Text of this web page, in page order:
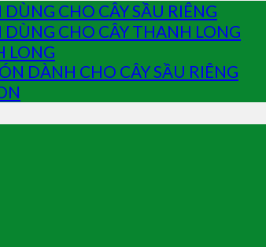
CHO CÂY SẦU RIÊNG
CHO CÂY THANH LONG
LONG
DÀNH CHO CÂY SẦU RIÊNG